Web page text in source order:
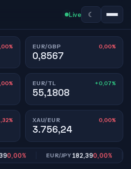
Live ☾
EUR/GBP 0,00%
0,8567
EUR/TL +0,07%
55,1808
XAU/EUR 0,00%
3.756,24
EUR/JPY182,390,00%